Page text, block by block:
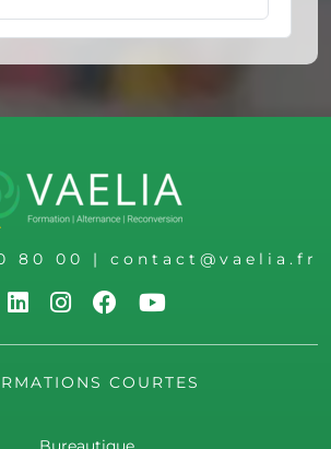
80 00 | contact@vaelia.fr
COURTES